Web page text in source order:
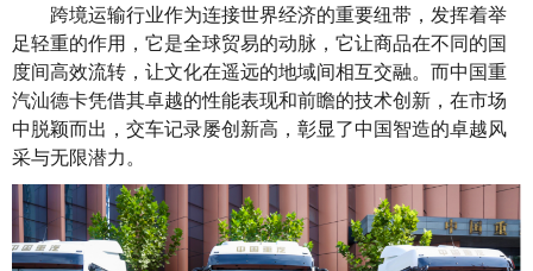
跨境运输行业作为连接世界经济的重要纽带，发挥着举
足轻重的作用，它是全球贸易的动脉，它让商品在不同的国
度间高效流转，让文化在遥远的地域间相互交融。 而中国重
汽汕德卡凭借其卓越的性能表现和前瞻的技术创新 ， 在市场
中脱颖而出 ， 交车记录屡创新高，彰显了中国 智造的卓越风
采与无限潜力。